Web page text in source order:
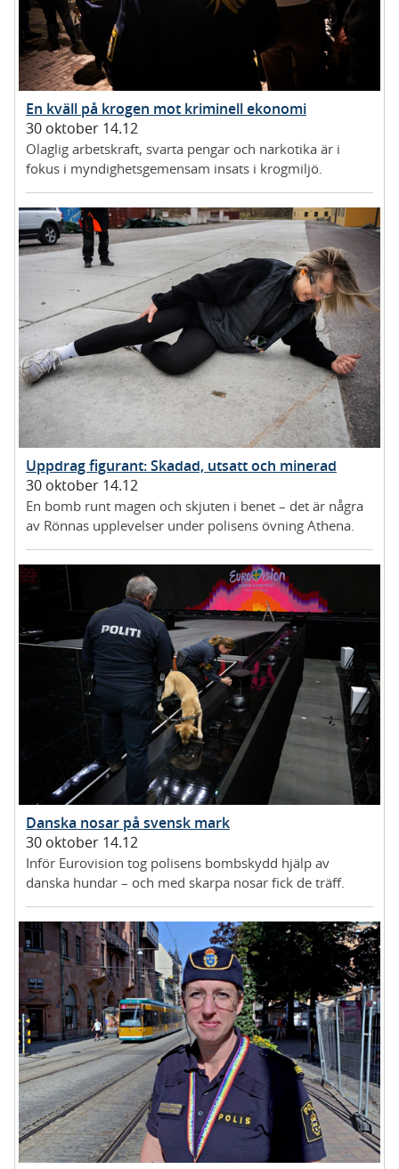
En kväll på krogen mot kriminell ekonomi
30 oktober 14.12
Olaglig arbetskraft, svarta pengar och narkotika är i
fokus i myndighetsgemensam insats i krogmiljö.
Uppdrag figurant: Skadad, utsatt och minerad
30 oktober 14.12
En bomb runt magen och skjuten i benet – det är några
av Rönnas upplevelser under polisens övning Athena.
Danska nosar på svensk mark
30 oktober 14.12
Inför Eurovision tog polisens bombskydd hjälp av
danska hundar – och med skarpa nosar fick de träff.